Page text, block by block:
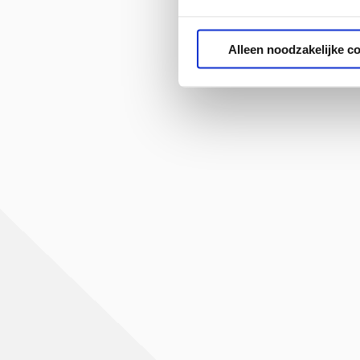
Alleen noodzakelijke